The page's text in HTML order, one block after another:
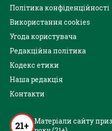
Політика конфіденційності
Використання cookies
Угода користувача
Редакційна політика
Кодекс етики
Наша редакція
Контакти
21+ Матеріали сайту